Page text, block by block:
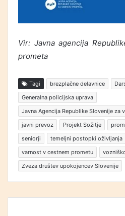
Vir: Javna agencija
prometa
Tagi brezplačne delavnice
Generalna policijska uprava
Javna Agencija Republike Slovenije za
javni prevoz
Projekt Sožitje
seniorji
temeljni postopki oživljanja
varnost v cestnem prometu
Zveza društev upokojencev Slovenije